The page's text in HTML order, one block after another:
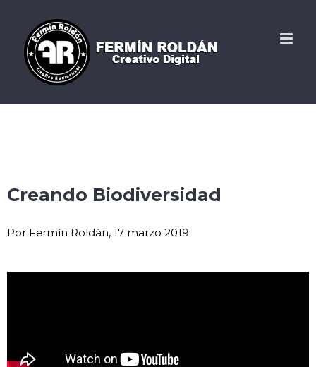
Creando Biodiversidad
Por Fermín Roldán, 17 marzo 2019